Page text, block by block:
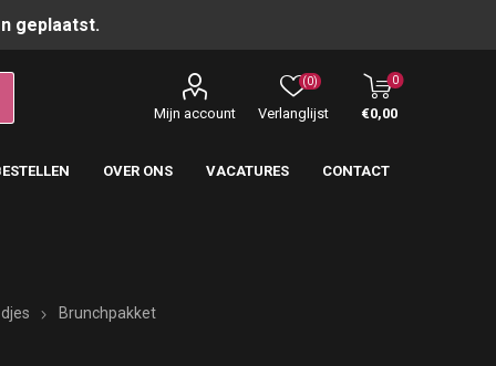
geplaatst.
Mijn account Verlanglijst
(0) 0
€0,00
OVER ONS VACATURES CONTACT
Brunchpakket